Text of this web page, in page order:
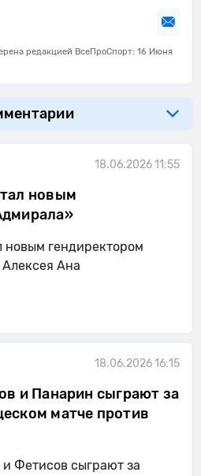
редакцией ВсеПроСпорт: 16 Июня
18.06.2026 11:55
новым
новым гендиректором
Ана
18.06.2026 16:15
и Панарин сыграют за
матче против
Фетисов сыграют за